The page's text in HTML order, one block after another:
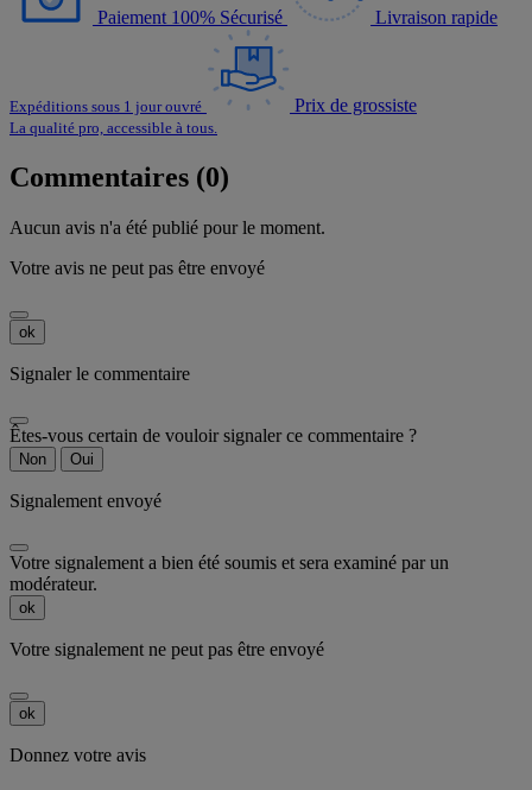
Paiement 100% Sécurisé Livraison rapide
Expéditions sous 1 jour ouvré Prix de grossiste
La qualité pro, accessible à tous.
Commentaires (0)
Aucun avis n'a été publié pour le moment.
Votre avis ne peut pas être envoyé
ok
Signaler le commentaire
Êtes-vous certain de vouloir signaler ce commentaire ?
Non Oui
Signalement envoyé
Votre signalement a bien été soumis et sera examiné par un
modérateur.
ok
Votre signalement ne peut pas être envoyé
ok
Donnez votre avis